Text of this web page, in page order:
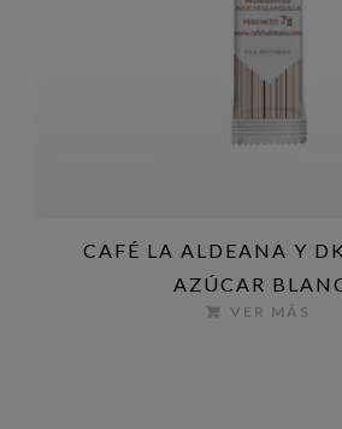
CAFÉ LA ALDEANA Y
AZÚCAR
VER MÁS